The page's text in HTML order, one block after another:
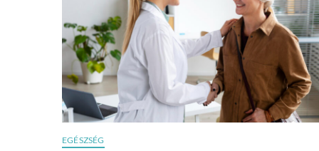
EGÉSZSÉG